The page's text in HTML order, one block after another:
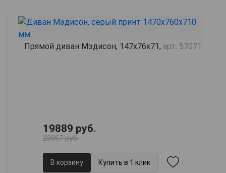
Прямой диван Мэдисон, 147х76х71, арт. 57071
19889 руб.
23867 руб.
В корзину Купить в 1 клик